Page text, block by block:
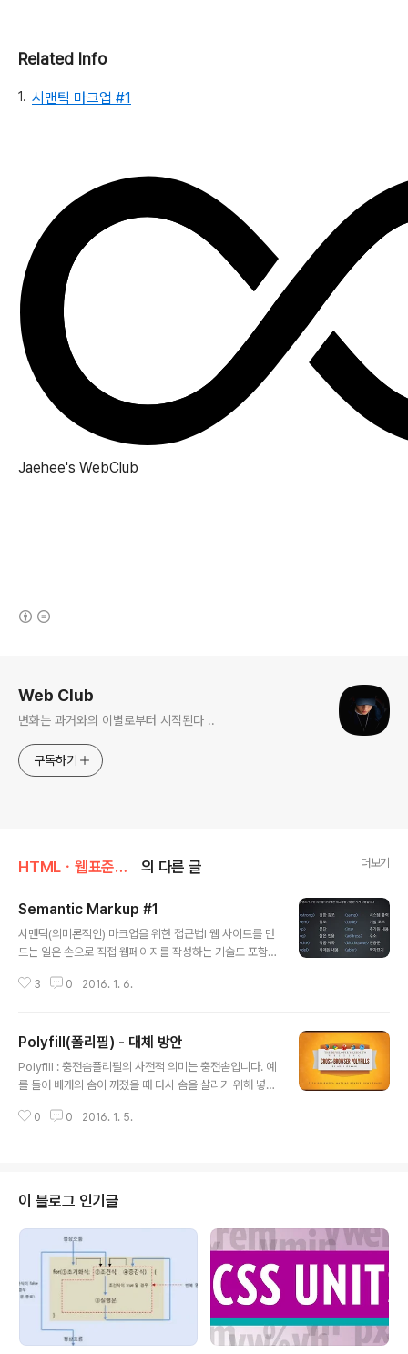
Related Info
시맨틱 마크업 #1
Jaehee's WebClub
Web Club
변화는 과거와의 이별로부터 시작된다 ..
구독하기
HTMLㆍ웹표준ㆍ 웹접근성 의 다른 글 더보기
Semantic Markup #1
시맨틱(의미론적인) 마크업을 위한 접근법Ⅰ 웹 사이트를 만
드는 일은 손으로 직접 웹페이지를 작성하는 기술도 포함
된 마크업 툴들을 어떻게 사용하는지를 알아야 하는 것입
라는 의미일 것입니다. 나 같은 시멘틱 요소들은 많은 주목
을 받고 있지만, HTML5는 또한 약간의 추가 항목과 변화
한 것들을 제공하고 있습니다. 그다지 흥미롭게 들리진 않
것이고 추가된 항목과 변화된 것들은 우리가 앞으로 항상
3 0 2016. 1. 6.
Polyfill(폴리필) - 대체 방안
Polyfill : 충전솜폴리필의 사전적 의미는 충전솜입니다. 예
를 들어 베개의 솜이 꺼졌을 때 다시 솜을 살리기 위해 넣는
습니다.Polyfill, Shims, Fallback이란 것들은 용어는 달
원되지 않는 브라우저를 위해 사용할 수 있는 코드 조각이
나 플러그인을 말합니다. 폴리필은 HTML5 및 CSS3와
오래된 브라우저 사이의 간격을 메꾸는 역할을 담당하고
있습니다. HTML5 Cross Browser PolyfillsModern
izr 에서 정리하여 제공하고 있..
0 0 2016. 1. 5.
이 블로그 인기글